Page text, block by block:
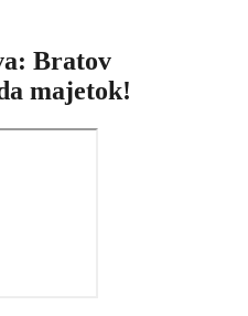
Bratov
majetok!